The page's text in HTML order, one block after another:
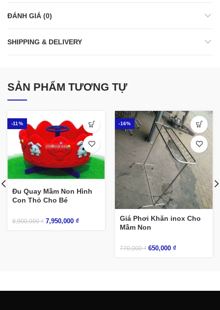
ĐÁNH GIÁ (0)
SHIPPING & DELIVERY
SẢN PHẨM TƯƠNG TỰ
-11%
Đu Quay Mầm Non Hình
Con Thỏ Cho Bé
8,900,000₫ 7,950,000 ₫
-16%
Giá Phơi Khăn inox Cho
Mầm Non
770,000₫ 650,000 ₫